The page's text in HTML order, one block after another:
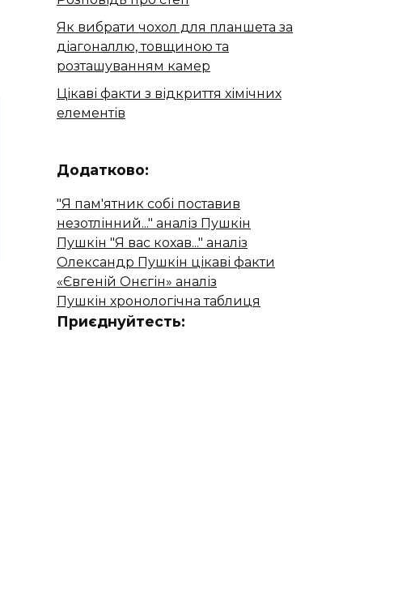
Як вибрати чохол для планшета за
діагоналлю, товщиною та
розташуванням камер
Цікаві факти з відкриття хімічних
елементів
Додатково:
"Я пам'ятник собі поставив
незотлінний..." аналіз Пушкін
Пушкін "Я вас кохав..." аналіз
Олександр Пушкін цікаві факти
«Євгеній Онєгін» аналіз
Пушкін хронологічна таблиця
Приєднуйтесть: